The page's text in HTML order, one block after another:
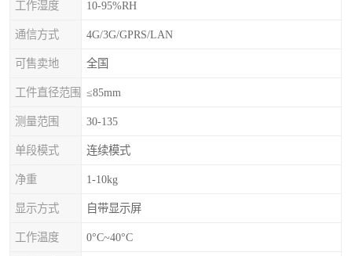
工作湿度 10-95%RH
通信方式 4G/3G/GPRS/LAN
可售卖地 全国
工件直径范围 ≤85mm
测量范围 30-135
单段模式 连续模式
净重 1-10kg
显示方式 自带显示屏
工作温度 0°C~40°C